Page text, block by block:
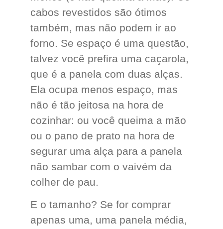
cabos revestidos são ótimos
também, mas não podem ir ao
forno. Se espaço é uma questão,
talvez você prefira uma caçarola,
que é a panela com duas alças.
Ela ocupa menos espaço, mas
não é tão jeitosa na hora de
cozinhar: ou você queima a mão
ou o pano de prato na hora de
segurar uma alça para a panela
não sambar com o vaivém da
colher de pau.
E o tamanho? Se for comprar
apenas uma, uma panela média,